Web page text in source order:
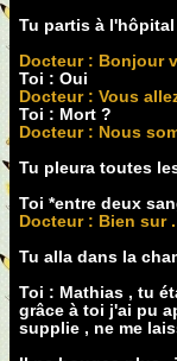
Tu partis à
Docteur : Bonjour
Toi : Oui
Docteur : Vous
Toi : Mort ?
Docteur : Nous
Tu pleura toutes
Toi *entre deux
Docteur : Bien sur .
Tu alla dans la
Toi : Mathias , tu
grâce à toi j'ai pu
supplie , ne me